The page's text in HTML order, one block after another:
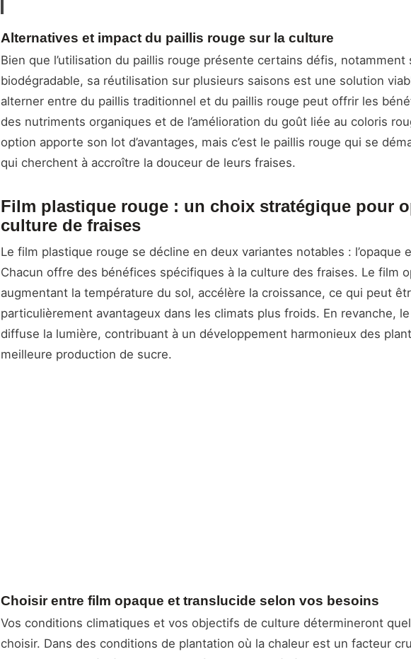
Alternatives et impact du paillis rouge sur la culture
Bien que l’utilisation du paillis rouge présente certains défis, notamment
biodégradable, sa réutilisation sur plusieurs saisons est une solution
alterner entre du paillis traditionnel et du paillis rouge peut offrir les
des nutriments organiques et de l’amélioration du goût liée au coloris
option apporte son lot d’avantages, mais c’est le paillis rouge qui se
qui cherchent à accroître la douceur de leurs fraises.
Film plastique rouge : un choix stratégique pour
culture de fraises
Le film plastique rouge se décline en deux variantes notables : l’opaque
Chacun offre des bénéfices spécifiques à la culture des fraises. Le film
augmentant la température du sol, accélère la croissance, ce qui peut
particulièrement avantageux dans les climats plus froids. En revanche,
diffuse la lumière, contribuant à un développement harmonieux des
meilleure production de sucre.
Choisir entre film opaque et translucide selon vos besoins
Vos conditions climatiques et vos objectifs de culture détermineront
choisir. Dans des conditions de plantation où la chaleur est un facteur